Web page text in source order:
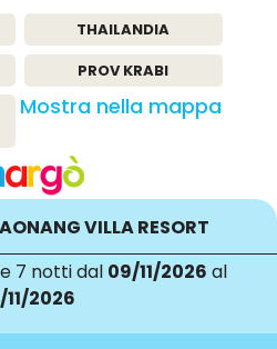
THAILANDIA
PROV KRABI
Mostra nella mappa
AONANG VILLA RESORT
7 notti dal 09/11/2026 al
11/2026